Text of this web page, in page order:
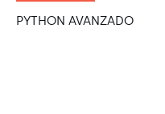
PYTHON AVANZADO